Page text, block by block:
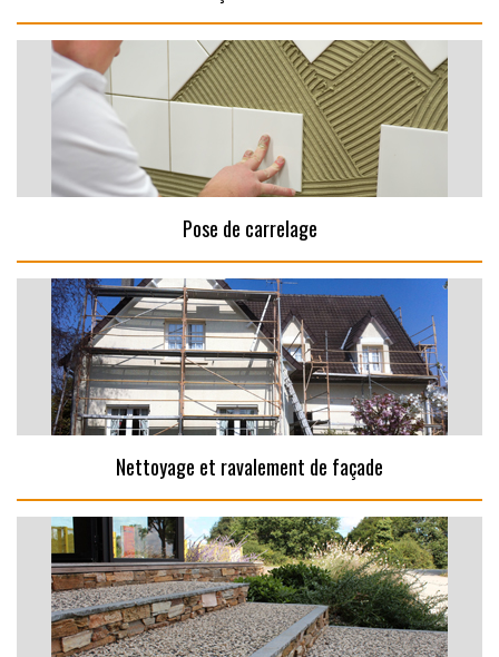
Pose de carrelage
Nettoyage et ravalement de façade